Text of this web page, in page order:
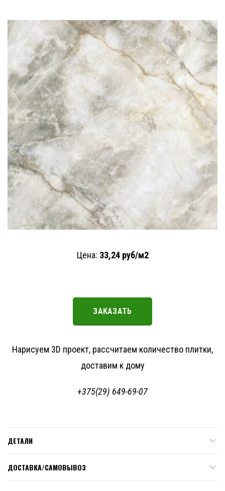
Цена: 33,24руб/м2
ЗАКАЗАТЬ
Нарисуем 3D проект, рассчитаем количество плитки,
доставим к дому
+375(29) 649-69-07
ДЕТАЛИ
ДОСТАВКА/САМОВЫВОЗ